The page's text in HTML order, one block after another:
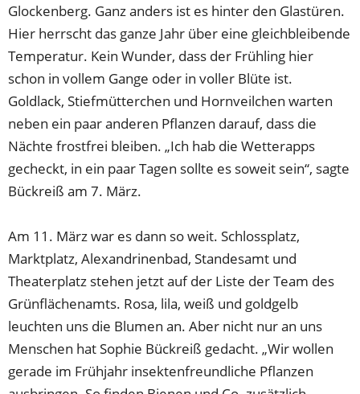
Glockenberg. Ganz anders ist es hinter den Glastüren.
Hier herrscht das ganze Jahr über eine gleichbleibende
Temperatur. Kein Wunder, dass der Frühling hier
schon in vollem Gange oder in voller Blüte ist.
Goldlack, Stiefmütterchen und Hornveilchen warten
neben ein paar anderen Pflanzen darauf, dass die
Nächte frostfrei bleiben. „Ich hab die Wetterapps
gecheckt, in ein paar Tagen sollte es soweit sein“, sagte
Bückreiß am 7. März.
Am 11. März war es dann so weit. Schlossplatz,
Marktplatz, Alexandrinenbad, Standesamt und
Theaterplatz stehen jetzt auf der Liste der Team des
Grünflächenamts. Rosa, lila, weiß und goldgelb
leuchten uns die Blumen an. Aber nicht nur an uns
Menschen hat Sophie Bückreiß gedacht. „Wir wollen
gerade im Frühjahr insektenfreundliche Pflanzen